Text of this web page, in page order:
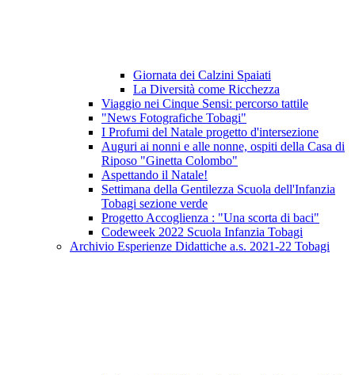
Giornata dei Calzini Spaiati
La Diversità come Ricchezza
Viaggio nei Cinque Sensi: percorso tattile
"News Fotografiche Tobagi"
I Profumi del Natale progetto d'intersezione
Auguri ai nonni e alle nonne, ospiti della Casa di
Riposo "Ginetta Colombo"
Aspettando il Natale!
Settimana della Gentilezza Scuola dell'Infanzia
Tobagi sezione verde
Progetto Accoglienza : "Una scorta di baci"
Codeweek 2022 Scuola Infanzia Tobagi
Archivio Esperienze Didattiche a.s. 2021-22 Tobagi